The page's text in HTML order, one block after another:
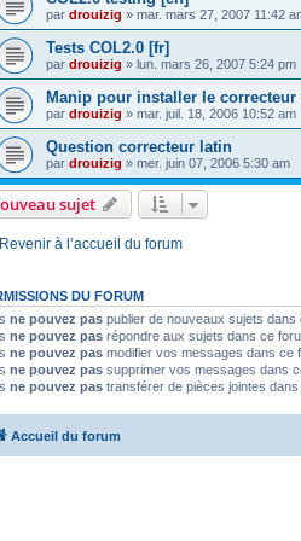
par drouizig » mar. mars 27, 2007 11:42
Tests COL2.0 [fr]
par drouizig » lun. mars 26, 2007 5:24 pm
Manip pour installer le
par drouizig » mar. juil. 18, 2006 10:52 am
Question correcteur latin
par drouizig » mer. juin 07, 2006 5:30 am
sujet
Revenir à l’accueil du forum
DU FORUM
ne pouvez pas publier de nouveaux sujets dans
ne pouvez pas répondre aux sujets dans ce
ne pouvez pas modifier vos messages dans ce
ne pouvez pas supprimer vos messages dans
ne pouvez pas transférer de pièces jointes
Accueil du forum